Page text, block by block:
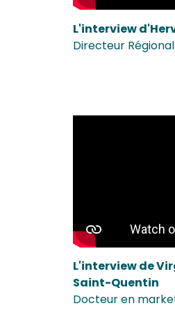
L'interview
Directeur
L'interview de
Saint-Quentin
Docteur en